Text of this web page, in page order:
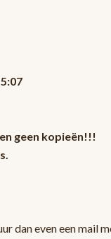
geen kopieën!!!
dan even een mail